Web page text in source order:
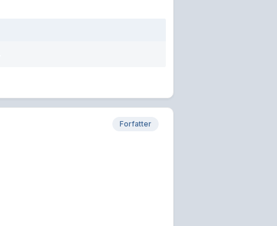
Forfatter